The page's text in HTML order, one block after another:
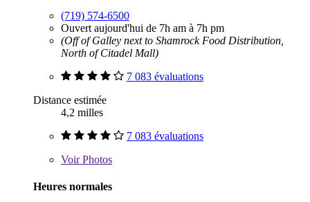
(719) 574-6500
Ouvert aujourd'hui de 7h am à 7h pm
(Off of Galley next to Shamrock Food Distribution,
North of Citadel Mall)
7 083 évaluations
Distance estimée
4,2 milles
7 083 évaluations
VoirPhotos
Heures normales